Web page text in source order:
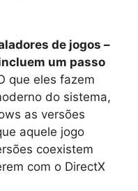
de jogos –
um passo
que eles fazem
do sistema,
as versões
aquele jogo
coexistem
com o DirectX